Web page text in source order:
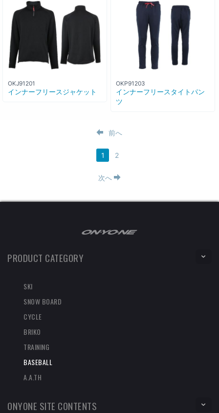
OKJ91201
インナーフリースジャケット
OKP91203
インナーフリースタイトパン
ツ
前へ
1 2
次へ
PRODUCT CATEGORY
SKI
SNOW BOARD
CYCLE
BRIKO
TRAINING
BASEBALL
A.A.TH
ONYONE SITE CONTENTS